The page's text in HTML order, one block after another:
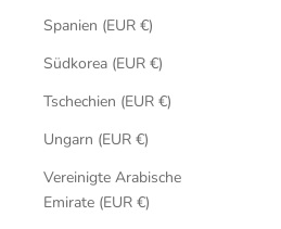
Spanien (EUR €)
Südkorea (EUR €)
Tschechien (EUR €)
Ungarn (EUR €)
Vereinigte Arabische
Emirate (EUR €)